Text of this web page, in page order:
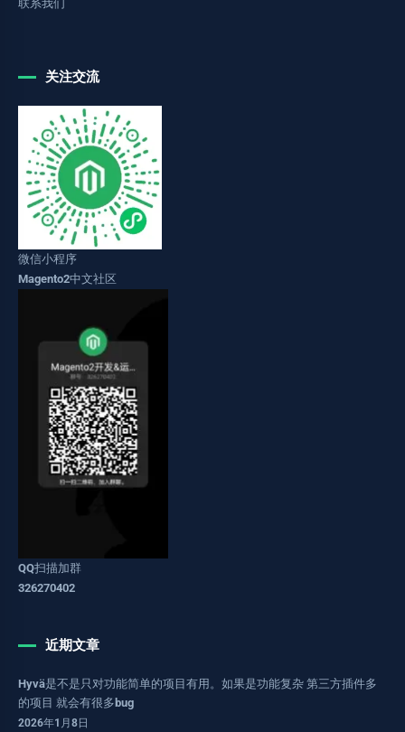
联系我们
关注交流
微信小程序
Magento2中文社区
QQ扫描加群
326270402
近期文章
Hyvä是不是只对功能简单的项目有用。如果是功能复杂 第三方插件多
的项目 就会有很多bug
2026年1月8日